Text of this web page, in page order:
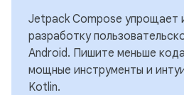
Jetpack Compose упрощает
разработку
Android. Пишите меньше
мощные инструменты и
Kotlin.